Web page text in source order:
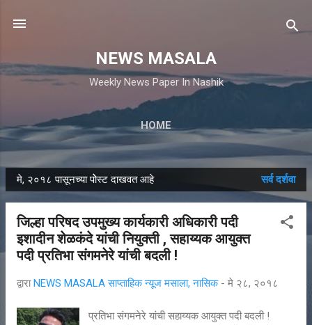
NEWS MASALA
Weekly News Paper In Nashik
HOME
पो
स्ट्स
मे, २०१८ पासूनच्या पोेस्ट दाखवत आहे सर्व दर्शवा
जिल्हा परिषद उपमुख्य कार्यकारी अधिकारी पदी
इशादीन शेळकंदे यांची नियुक्ती , सहाय्यक आयुक्त
पदी प्रतिभा संगमनेरे यांची बदली !
द्वाराNEWS MASALA साप्ताहिक न्यूज मसाला, नासिक - मे २८, २०१८
प्रतिभा संगमनेरे यांची सहाय्यक आयुक्त पदी बदली !